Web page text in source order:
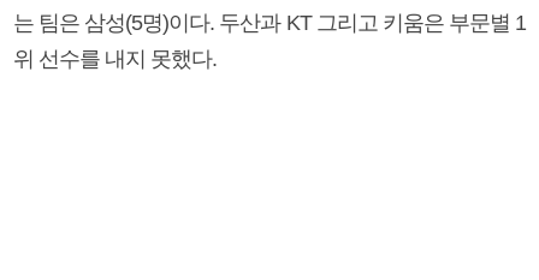
는 팀은 삼성(5명)이다. 두산과 KT 그리고 키움은 부문별 1
위 선수를 내지 못했다.